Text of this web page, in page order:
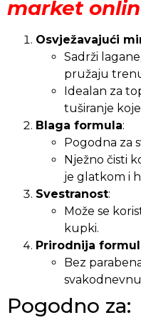
market
Osvježavajući
Sadrži
pružaju
Idealan za
tuširanje
Blaga formula:
Pogodna za
Nježno čisti
je glatkom i
Svestranost:
Može se
kupki.
Prirodnija
Bez
Pogodno za: